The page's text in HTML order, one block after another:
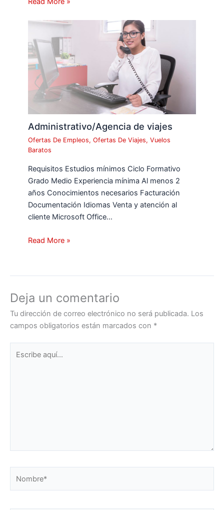
Administrativo/Agencia de viajes
Ofertas De Empleos,Ofertas De Viajes,Vuelos
Baratos
Requisitos Estudios mínimos Ciclo Formativo
Grado Medio Experiencia mínima Al menos 2
años Conocimientos necesarios Facturación
Documentación Idiomas Venta y atención al
cliente Microsoft Office…
Read More »
Deja un comentario
Tu dirección de correo electrónico no será publicada. Los
campos obligatorios están marcados con *
aquí...